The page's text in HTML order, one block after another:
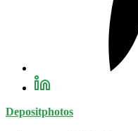
Depositphotos